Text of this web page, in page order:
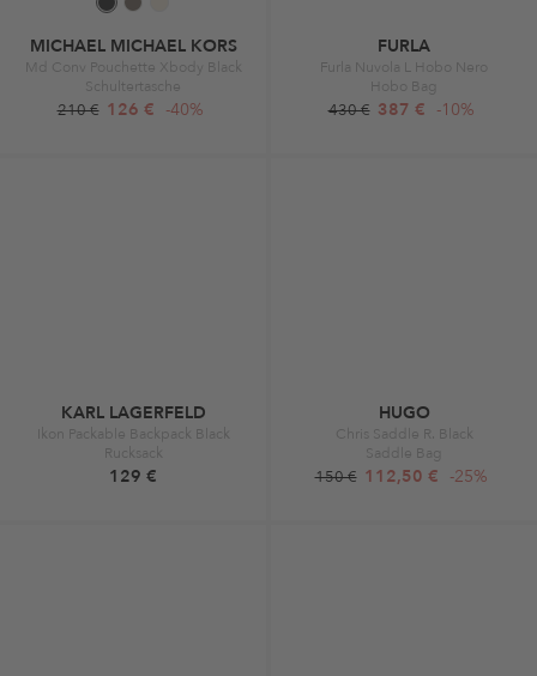
MICHAEL MICHAEL KORS
Md Conv Pouchette Xbody Black
Schultertasche
210 € 126 € -40%
FURLA
Furla Nuvola L Hobo Nero
Hobo Bag
430 € 387 € -10%
KARL LAGERFELD
Ikon Packable Backpack Black
Rucksack
129 €
HUGO
Chris Saddle R. Black
Saddle Bag
150 € 112,50 € -25%